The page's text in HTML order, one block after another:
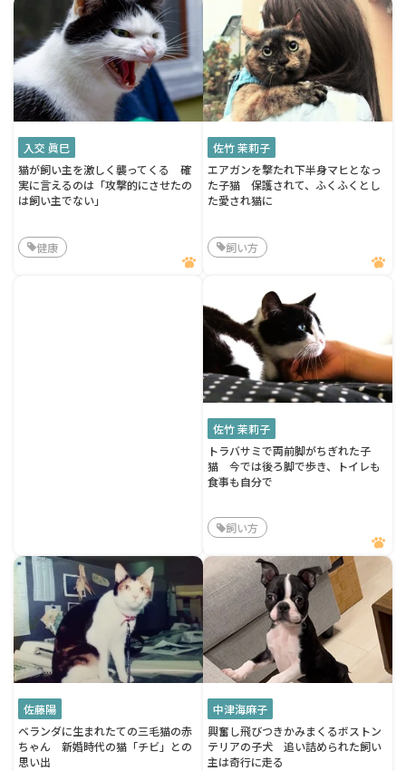
入交 眞巳
猫が飼い主を激しく襲ってくる 確
実に言えるのは「攻撃的にさせたの
は飼い主でない」
健康
佐竹 茉莉子
エアガンを撃たれ下半身マヒとなっ
た子猫 保護されて、ふくふくとし
た愛され猫に
飼い方
佐竹 茉莉子
トラバサミで両前脚がちぎれた子
猫 今では後ろ脚で歩き、トイレも
食事も自分で
飼い方
佐藤陽
ベランダに生まれたての三毛猫の赤
ちゃん 新婚時代の猫「チビ」との
思い出
中津海麻子
興奮し飛びつきかみまくるボストン
テリアの子犬 追い詰められた飼い
主は奇行に走る